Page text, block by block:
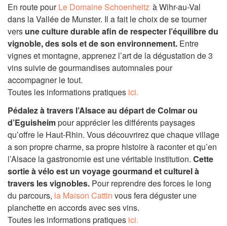
En route pourLe Domaine Schoenheitz àWihr-au-Val
dans la Vallée de Munster. Il a fait le choix de se tourner
vers une culture durable afin de respecter l’équilibre du
vignoble, des sols et de son environnement. Entre
vignes et montagne, apprenez l’art de la dégustation de 3
vins suivie de gourmandises automnales pour
accompagner le tout.
Toutes les informations pratiques ici.
Pédalez à travers l’Alsace au départ de Colmar ou
d’Eguisheimpour apprécier les différents paysages
qu’offre le Haut-Rhin. Vous découvrirez que chaque village
a son propre charme, sa propre histoire à raconter et qu’en
l’Alsace la gastronomie est une véritable institution. Cette
sortie à vélo est un voyage gourmand et culturel à
travers les vignobles. Pour reprendre des forces le long
du parcours, la Maison Cattin vous fera déguster une
planchette en accords avec ses vins.
Toutes les informations pratiques ici.